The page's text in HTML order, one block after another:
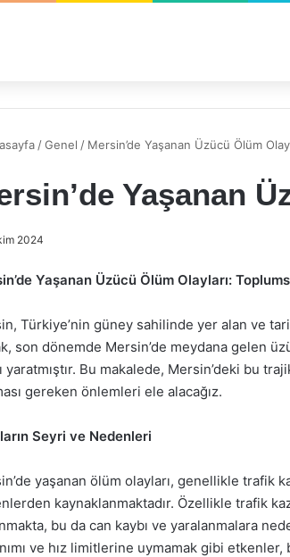
/Genel / Mersin’de Yaşanan Üzücü Ölüm
Yaşanan
2024
Yaşanan Üzücü Ölüm Olayları:
Türkiye’nin güney sahilinde yer alan ve
son dönemde Mersin’de meydana gelen
yaratmıştır. Bu makalede, Mersin’deki bu
gereken önlemleri ele alacağız.
Seyri ve Nedenleri
yaşanan ölüm olayları, genellikle trafik
kaynaklanmaktadır. Özellikle trafik
bu da can kaybı ve yaralanmalara
ve hız limitlerine uymamak gibi